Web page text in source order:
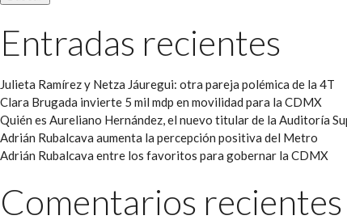
Entradas recientes
Julieta Ramírez y Netza Jáuregui: otra pareja polémica de la 4T
Clara Brugada invierte 5 mil mdp en movilidad para la CDMX
Quién es Aureliano Hernández, el nuevo titular de la Auditoría
Adrián Rubalcava aumenta la percepción positiva del Metro
Adrián Rubalcava entre los favoritos para gobernar la CDMX
Comentarios recientes